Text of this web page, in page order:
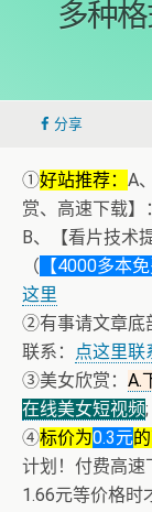
多种
分享
①好站推荐： A
赏、高速下载】：
B、【看片技术
（ 【4000多本
这里
②有事请文章底
联系：
点这里联
③美女欣赏： A.
在线美女短视频;
④标价为0.3元
计划！付费高速
1.66元等价格时